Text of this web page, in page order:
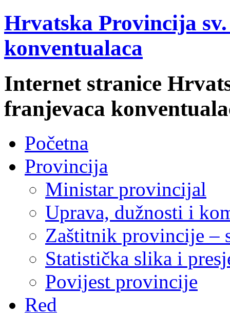
Hrvatska Provincija
konventualaca
Internet stranice
franjevaca
Početna
Provincija
Ministar provincijal
Uprava, dužnosti i
Zaštitnik provincije –
Statistička slika i
Povijest provincije
Red